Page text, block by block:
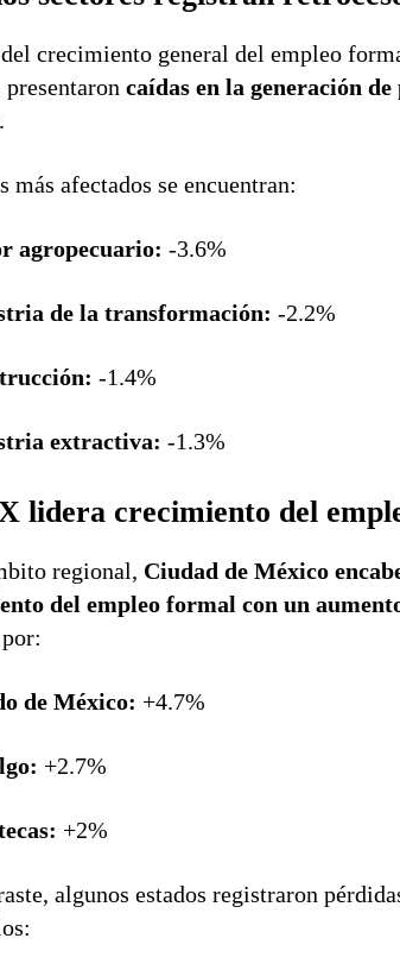
del crecimiento general del empleo
presentaroncaídas en la generación de
.
más afectados se encuentran:
agropecuario: -3.6%
de la transformación: -2.2%
-1.4%
extractiva: -1.3%
lidera crecimiento del
regional, Ciudad de México
del empleo formal con un
de México: +4.7%
+2.7%
+2%
algunos estados registraron